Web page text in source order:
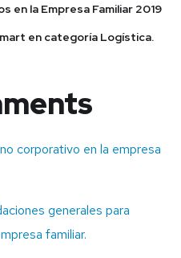
en la Empresa Familiar 2019
en categoría Logística.
corporativo en la empresa
generales para
familiar.